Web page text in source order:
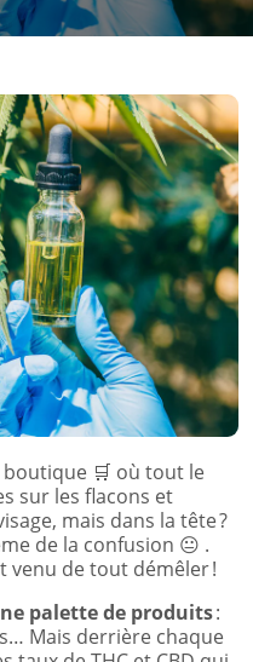
boutique 🛒 où tout le
sur les flacons et
mais dans la tête ?
de la confusion 😐 .
venu de tout démêler !
palette de produits:
Mais derrière chaque